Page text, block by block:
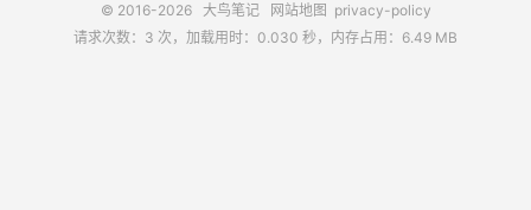
© 2016-2026 大鸟笔记 网站地图 privacy-policy
请求次数：3 次，加载用时：0.030 秒，内存占用：6.49 MB